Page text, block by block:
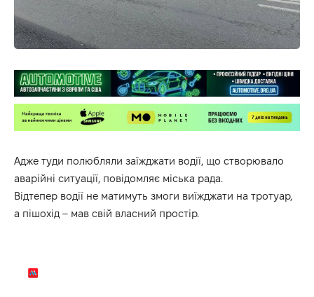
Адже туди полюбляли заїжджати водії, що створювало
аварійні ситуації, повідомляє міська рада.
Відтепер водії не матимуть змоги виїжджати на тротуар,
а пішохід – мав свій власний простір.